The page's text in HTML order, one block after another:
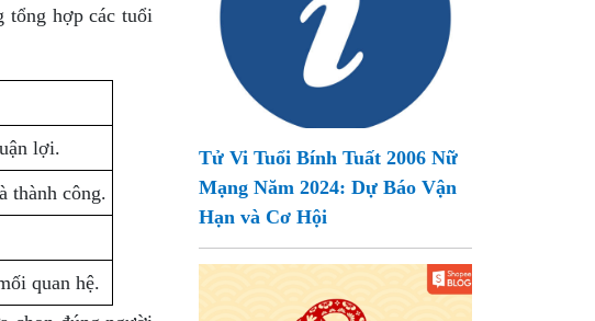
tổng hợp các tuổi
lợi.
thành công.
quan hệ.
Tử Vi Tuổi Bính Tuất 2006 Nữ
Mạng Năm 2024: Dự Báo Vận
Hạn và Cơ Hội